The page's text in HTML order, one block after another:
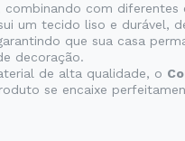
com
um tecido liso e durável,
que sua casa
decoração.
de alta qualidade, o
se encaixe